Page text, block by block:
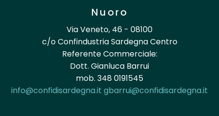
Nuoro
Via Veneto, 46 - 08100
c/o Confindustria Sardegna Centro
Referente Commerciale:
Dott. Gianluca Barrui
mob. 348 0191545
info@confidisardegna.it gbarrui@confidisardegna.it